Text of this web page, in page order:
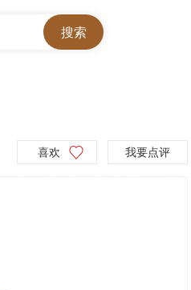
喜欢 我要点评